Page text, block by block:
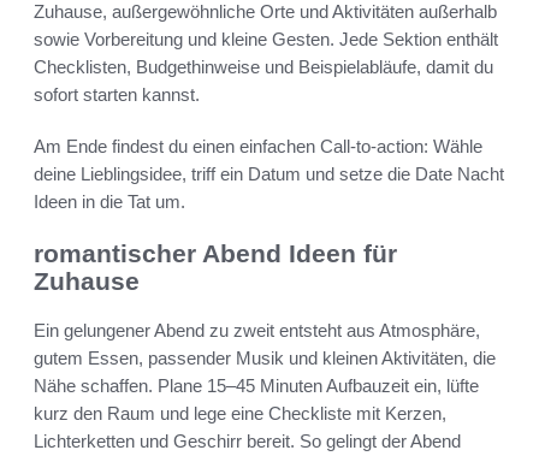
Zuhause, außergewöhnliche Orte und Aktivitäten außerhalb
sowie Vorbereitung und kleine Gesten. Jede Sektion enthält
Checklisten, Budgethinweise und Beispielabläufe, damit du
sofort starten kannst.
Am Ende findest du einen einfachen Call-to-action: Wähle
deine Lieblingsidee, triff ein Datum und setze die Date Nacht
Ideen in die Tat um.
romantischer Abend Ideen für
Zuhause
Ein gelungener Abend zu zweit entsteht aus Atmosphäre,
gutem Essen, passender Musik und kleinen Aktivitäten, die
Nähe schaffen. Plane 15–45 Minuten Aufbauzeit ein, lüfte
kurz den Raum und lege eine Checkliste mit Kerzen,
Lichterketten und Geschirr bereit. So gelingt der Abend